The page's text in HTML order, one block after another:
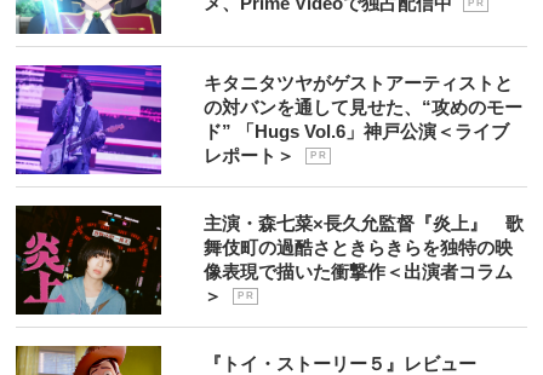
P R
キタニタツヤがゲストアーティストと
の対バンを通して見せた、“攻めのモー
ド” 「Hugs Vol.6」神戸公演＜ライブ
レポート＞
P R
主演・森七菜×長久允監督『炎上』 歌
舞伎町の過酷さときらきらを独特の映
像表現で描いた衝撃作＜出演者コラム
＞
P R
『トイ・ストーリー５』レビュー